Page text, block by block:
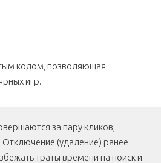
кодом, позволяющая
игр.
за пару кликов,
Отключение (удаление) ранее
траты времени на поиск и